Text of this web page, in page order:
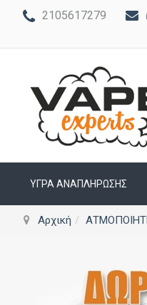
2105617279
ΥΓΡΆ ΑΝΑΠΛΉΡΩΣΗΣ
Αρχική